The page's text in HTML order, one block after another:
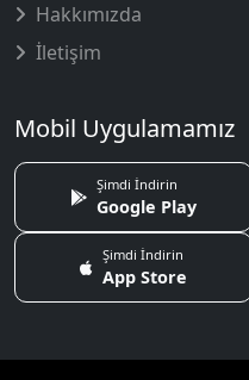
Hakkımızda
İletişim
Mobil Uygulamamız
Şimdi İndirin
Google Play
Şimdi İndirin
App Store